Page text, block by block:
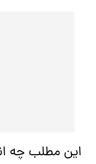
این مطلب چه